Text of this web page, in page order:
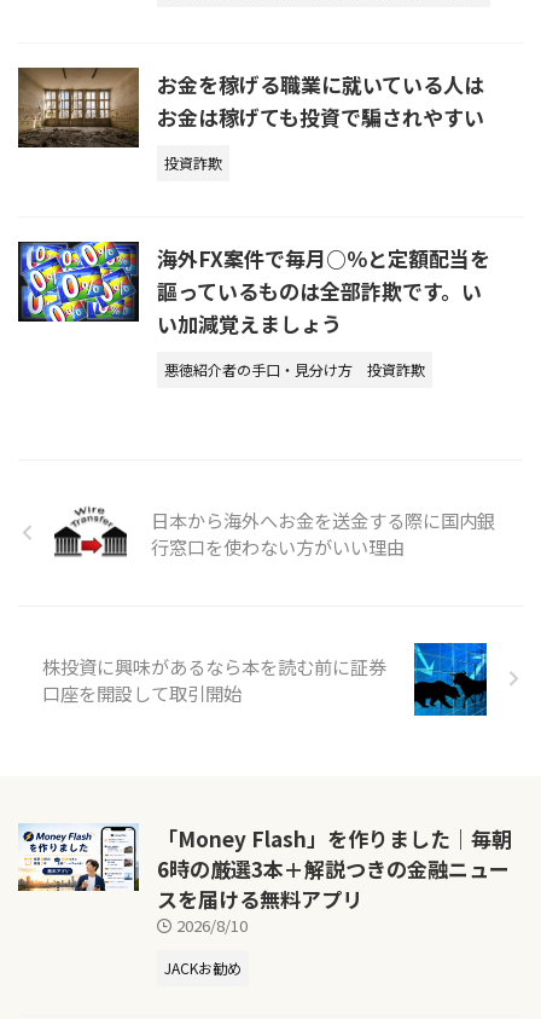
お金を稼げる職業に就いている人は
お金は稼げても投資で騙されやすい
投資詐欺
海外FX案件で毎月○％と定額配当を
謳っているものは全部詐欺です。い
い加減覚えましょう
悪徳紹介者の手口・見分け方 投資詐欺
日本から海外へお金を送金する際に国内銀
行窓口を使わない方がいい理由
株投資に興味があるなら本を読む前に証券
口座を開設して取引開始
「Money Flash」を作りました｜毎朝
6時の厳選3本＋解説つきの金融ニュー
スを届ける無料アプリ
2026/8/10
JACKお勧め